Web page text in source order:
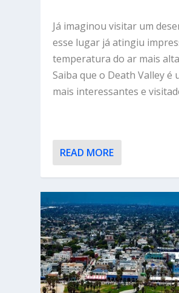
Já imaginou visitar um
esse lugar já atingiu
temperatura do ar mais
Saiba que o Death Valley
mais interessantes e
READ MORE